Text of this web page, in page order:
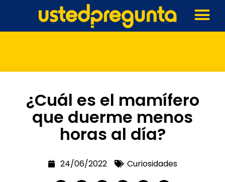
¿Cuál es el mamífero
que duerme menos
horas al día?
24/06/2022 Curiosidades